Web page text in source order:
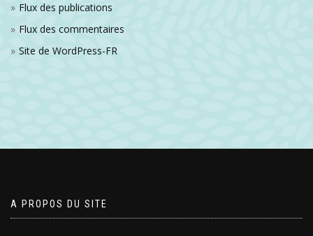
Flux des publications
Flux des commentaires
Site de WordPress-FR
A PROPOS DU SITE